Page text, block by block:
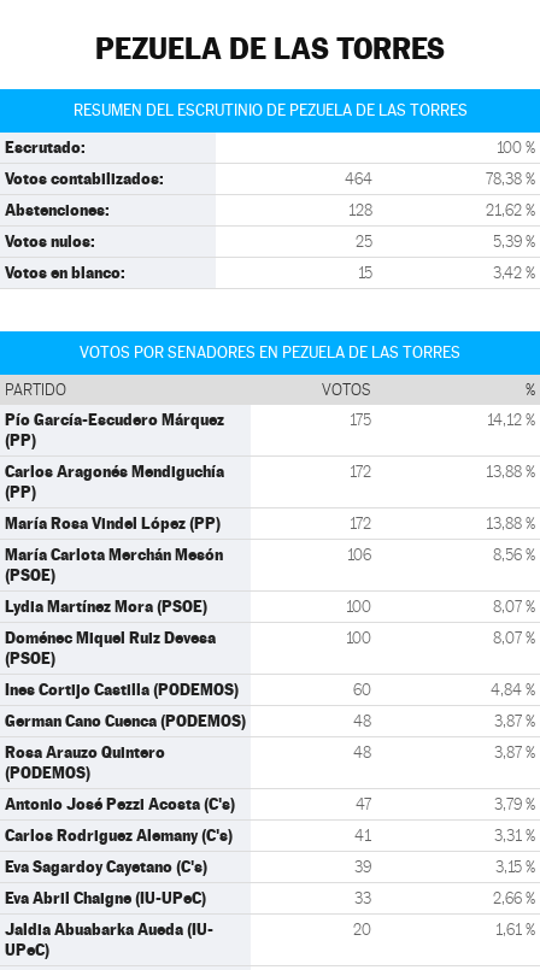
PEZUELA DE LAS TORRES
RESUMEN DEL ESCRUTINIO DE PEZUELA DE LAS TORRES
Escrutado: 100 %
Votos contabilizados: 464 78,38 %
Abstenciones: 128 21,62 %
Votos nulos: 25 5,39 %
Votos en blanco: 15 3,42 %
VOTOS POR SENADORES EN PEZUELA DE LAS TORRES
PARTIDO VOTOS %
Pío García-Escudero Márquez
(PP)
175 14,12 %
Carlos Aragonés Mendiguchía
(PP)
172 13,88 %
María Rosa Vindel López (PP) 172 13,88 %
María Carlota Merchán Mesón
(PSOE)
106 8,56 %
Lydia Martínez Mora (PSOE) 100 8,07 %
Doménec Miquel Ruiz Devesa
(PSOE)
100 8,07 %
Ines Cortijo Castilla (PODEMOS) 60 4,84 %
German Cano Cuenca (PODEMOS) 48 3,87 %
Rosa Arauzo Quintero
(PODEMOS)
48 3,87 %
Antonio José Pezzi Acosta (C's) 47 3,79 %
Carlos Rodriguez Alemany (C's) 41 3,31 %
Eva Sagardoy Cayetano (C's) 39 3,15 %
Eva Abril Chaigne (IU-UPeC) 33 2,66 %
Jaldia Abuabarka Aueda (IU-
UPeC)
20 1,61 %